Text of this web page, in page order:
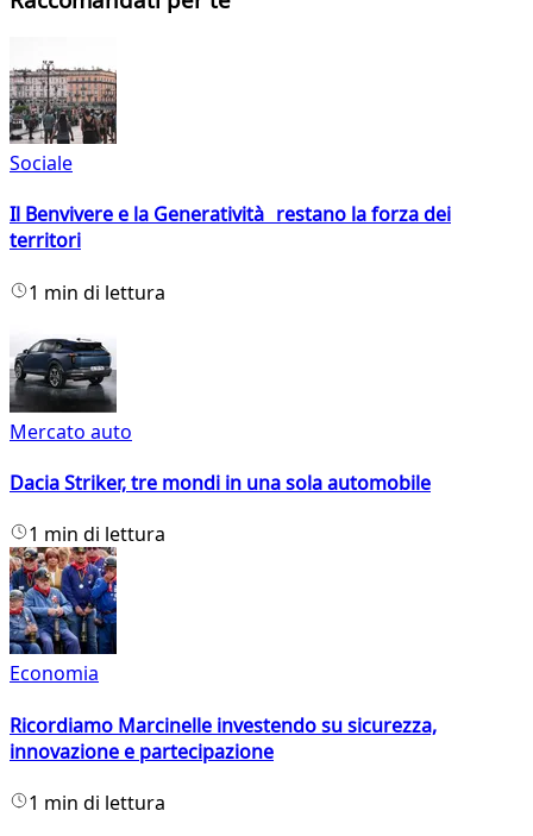
Sociale
Il Benvivere e la Generatività restano la forza dei
territori
1 min di lettura
Mercato auto
Dacia Striker, tre mondi in una sola automobile
1 min di lettura
Economia
Ricordiamo Marcinelle investendo su sicurezza,
innovazione e partecipazione
1 min di lettura